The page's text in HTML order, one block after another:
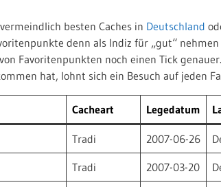
besten Caches in Deutschland
denn als Indiz für „gut“
Favoritenpunkten noch einen Tick
hat, lohnt sich ein Besuch auf jeden
Cacheart Legedatum
Tradi 2007-06-26
Tradi 2007-03-20